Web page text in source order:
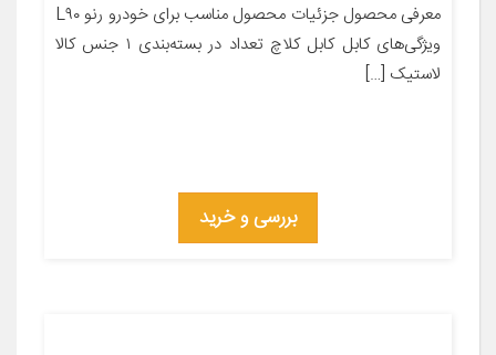
معرفی محصول جزئیات محصول مناسب برای خودرو رنو L۹۰
ویژگی‌های کابل کابل کلاچ تعداد در بسته‌بندی ۱ جنس کالا
لاستیک […]
بررسی و خرید